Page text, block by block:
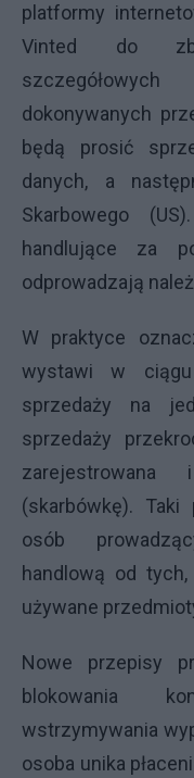
platformy
Vinted do
dokonywanych
będą prosić
danych, a
Skarbowego
handlujące za
odprowadzają
W praktyce
wystawi w
sprzedaży na
sprzedaży
(skarbówkę).
osób
handlową od
używane
Nowe przepisy
blokowania
wstrzymywania
osoba unika